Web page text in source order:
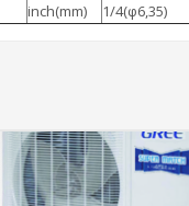
inch(mm) 1/4(φ6,35)